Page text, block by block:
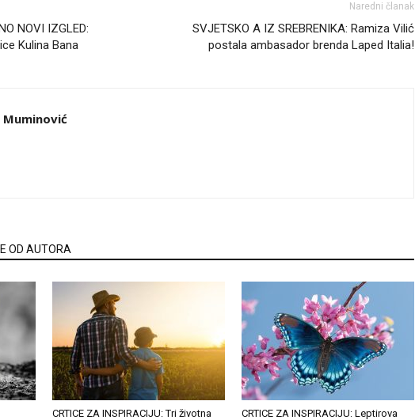
NOVI IZGLED:
Kulina Bana
Naredni članak
SVJETSKO A IZ SREBRENIKA: Ramiza Vilić
postala ambasador brenda Laped Italia!
Muminović
OD AUTORA
CRTICE ZA INSPIRACIJU: Tri životna
CRTICE ZA INSPIRACIJU: Leptirova